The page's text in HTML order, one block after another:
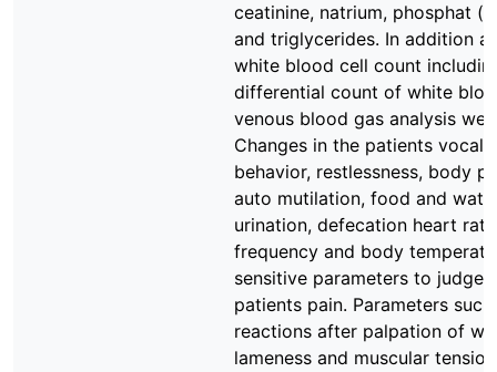
ceatinine, natrium, phosphat
and triglycerides. In addition a
white blood cell count
differential count of white
venous blood gas analysis
Changes in the patients
behavior, restlessness, body
auto mutilation, food and
urination, defecation heart
frequency and body
sensitive parameters to judge
patients pain. Parameters
reactions after palpation of
lameness and muscular